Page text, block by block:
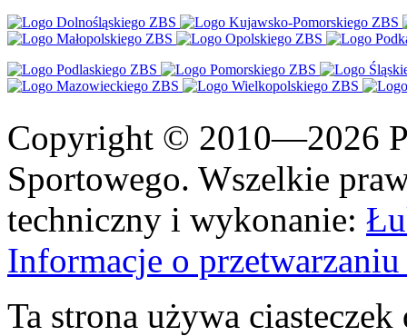
Copyright © 2010—2026
Sportowego. Wszelkie
techniczny i wykonanie:
Informacje o
Ta strona używa